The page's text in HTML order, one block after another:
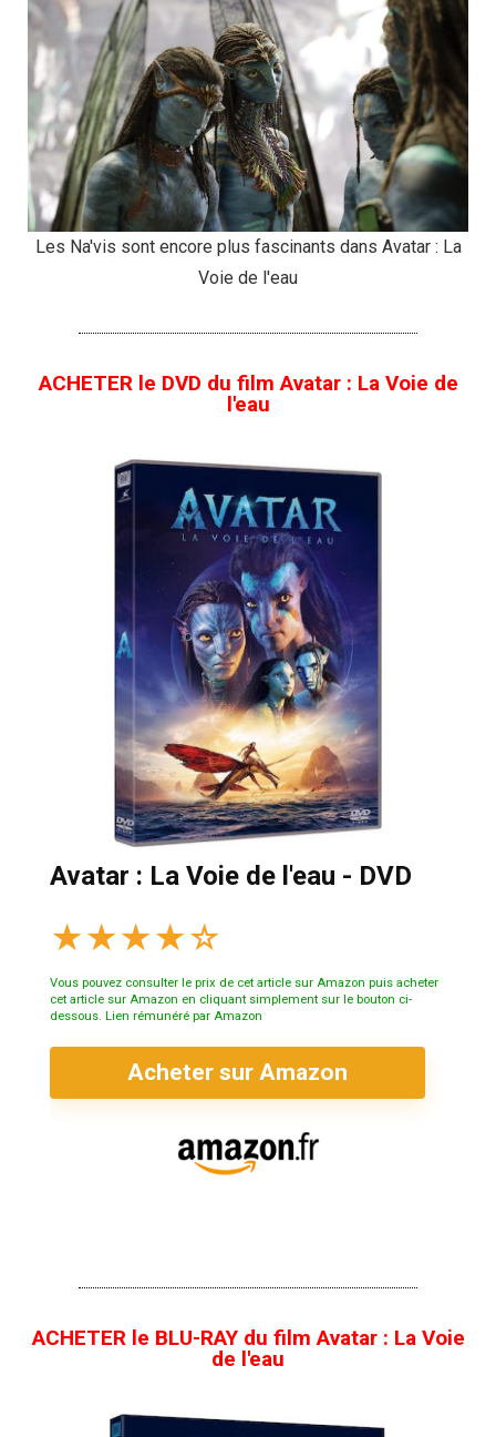
Les Na'vis sont encore plus fascinants dans Avatar : La
Voie de l'eau
ACHETER le DVD du film Avatar : La Voie de
l'eau
Avatar : La Voie de l'eau - DVD
★★★★☆
Vous pouvez consulter le prix de cet article sur Amazon puis acheter
cet article sur Amazon en cliquant simplement sur le bouton ci-
dessous. Lien rémunéré par Amazon
Acheter sur Amazon
ACHETER le BLU-RAY du film Avatar : La Voie
de l'eau